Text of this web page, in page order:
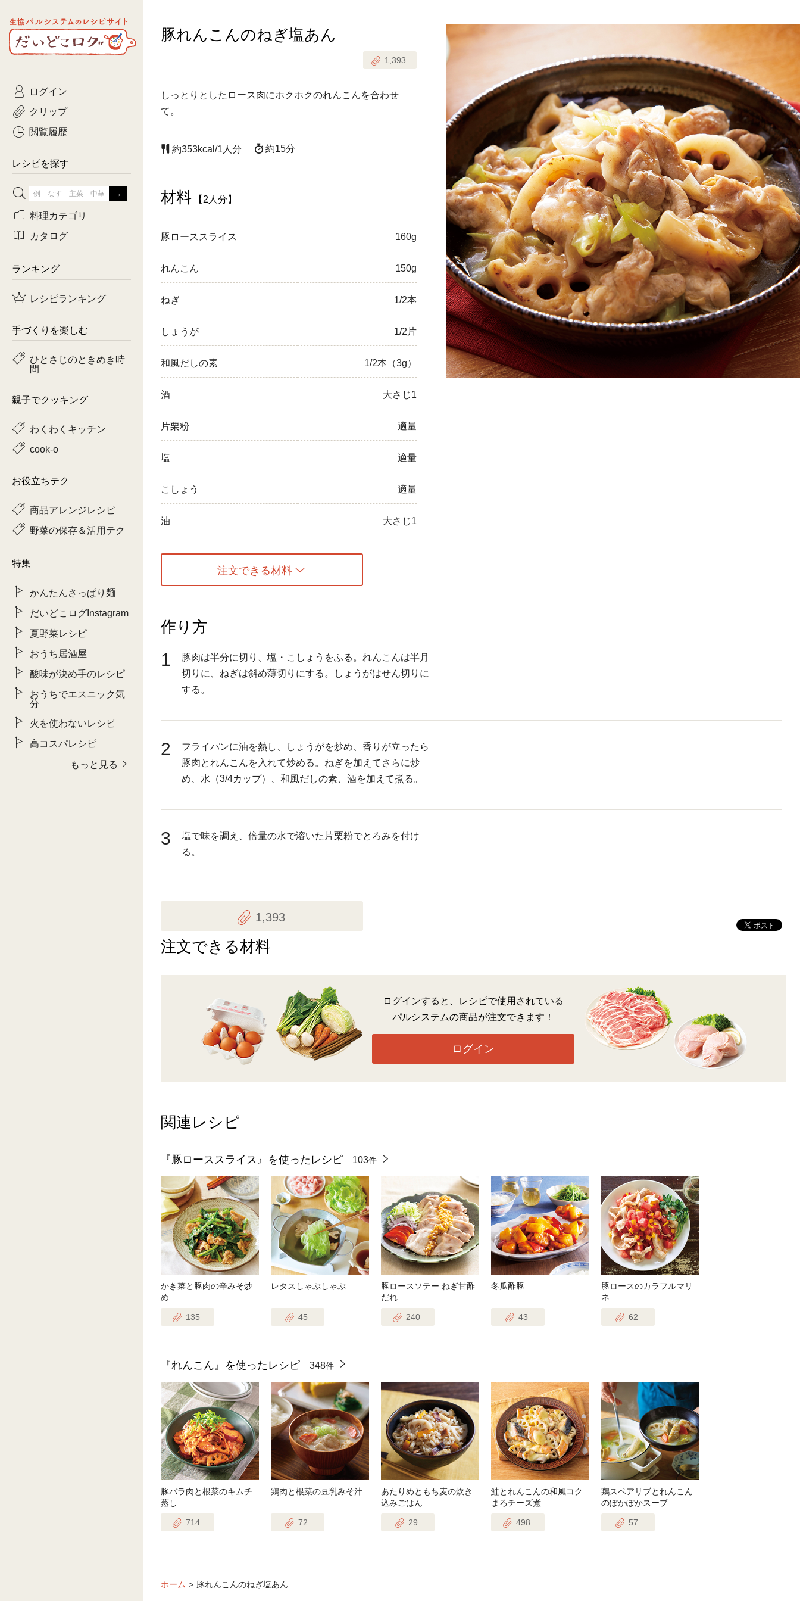
生協パルシステムのレシピ
サイト
だいどこログ
豚れんこんのねぎ塩あん
1,393
しっとりとしたロース肉にホクホクのれんこんを合わせ
て。
約353kcal/1人分 約15分
材料 【2人分】
豚ローススライス 160g
れんこん 150g
ねぎ 1/2本
しょうが 1/2片
和風だしの素 1/2本（3g）
酒 大さじ1
片栗粉 適量
塩 適量
こしょう 適量
油 大さじ1
注文できる材料
作り方
1
豚肉は半分に切り、塩・こしょうをふる。れんこんは半月
切りに、ねぎは斜め薄切りにする。しょうがはせん切りに
する。
2
フライパンに油を熱し、しょうがを炒め、香りが立ったら
豚肉とれんこんを入れて炒める。ねぎを加えてさらに炒
め、水（3/4カップ）、和風だしの素、酒を加えて煮る。
3
塩で味を調え、倍量の水で溶いた片栗粉でとろみを付け
る。
1,393
注文できる材料
ログインすると、レシピで使用されている
パルシステムの商品が注文できます！
ログイン
関連レシピ
『豚ローススライス』を使ったレシピ 103件
かき菜と豚肉の辛みそ炒
め
135
レタスしゃぶしゃぶ
45
豚ロースソテー ねぎ甘酢
だれ
240
冬瓜酢豚
43
豚ロースのカラフルマリ
ネ
62
『れんこん』を使ったレシピ 348件
豚バラ肉と根菜のキムチ
蒸し
714
鶏肉と根菜の豆乳みそ汁
72
あたりめともち麦の炊き
込みごはん
29
鮭とれんこんの和風コク
まろチーズ煮
498
鶏スペアリブとれんこん
のぽかぽかスープ
57
ホーム 豚れんこんのねぎ塩あん
ログイン
クリップ
閲覧履歴
レシピを探す
ひとさじのときめき時間
おきらくだ 1歳半からの幼児食
3日分ごはんセット（3人分）
有賀薫さんのスープ
鶏肉 ひき肉
魚 アスパラガス
トマト たまねぎ
料理カテゴリ
主菜
常備菜・作りおき お弁当
カタログ
コトコト
yumyumいっしょごはん
ランキング
レシピランキング
手づくりを楽しむ
ひとさじのときめき時
間
親子でクッキング
わくわくキッチン
cook-o
お役立ちテク
商品アレンジレシピ
野菜の保存＆活用テク
特集
かんたんさっぱり麺
だいどこログInstagram
夏野菜レシピ
おうち居酒屋
酸味が決め手のレシピ
おうちでエスニック気
分
火を使わないレシピ
高コスパレシピ
もっと見る